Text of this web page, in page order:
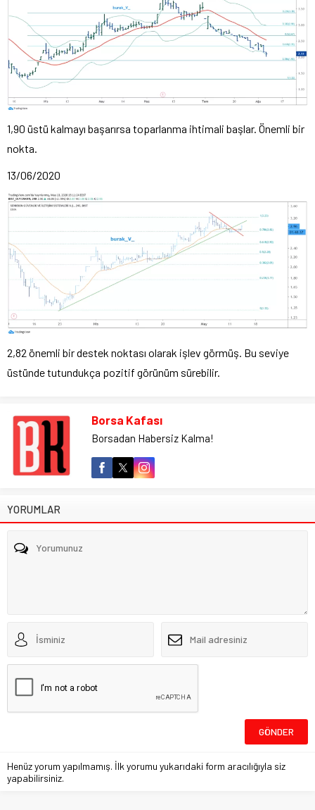
1,90 üstü kalmayı başarırsa toparlanma ihtimali başlar. Önemli bir
nokta.
13/06/2020
2,82 önemli bir destek noktası olarak işlev görmüş. Bu seviye
üstünde tutundukça pozitif görünüm sürebilir.
Borsa Kafası
Borsadan Habersiz Kalma!
YORUMLAR
Henüz yorum yapılmamış. İlk yorumu yukarıdaki form aracılığıyla siz
yapabilirsiniz.